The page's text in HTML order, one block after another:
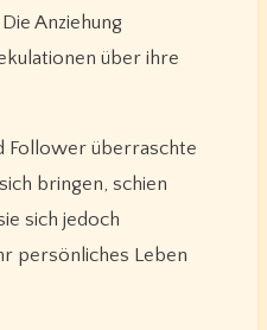
Anziehung
über ihre
Follower überraschte
bringen, schien
sich jedoch
persönliches Leben